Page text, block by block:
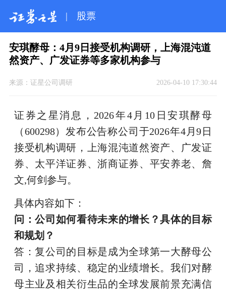
| 股票
安琪酵母：4月9日接受机构调研，上海混沌道
然资产、广发证券等多家机构参与
来源： 证星公司调研 2026-04-10 17:30:44
证券之星消息，2026年4月10日安琪酵母
（600298）发布公告称公司于2026年4月9日
接受机构调研，上海混沌道然资产、广发证
券、太平洋证券、浙商证券、平安养老、詹
文,何剑参与。
具体内容如下：
问：公司如何看待未来的增长？具体的目标
和规划？
答：复公司的目标是成为全球第一大酵母公
司，追求持续、稳定的业绩增长。我们对酵
母主业及相关衍生品的全球发展前景充满信